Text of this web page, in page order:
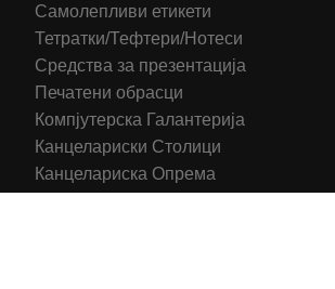
Самолепливи етикети
Тетратки/Тефтери/Нотеси
Средства за презентација
Печатени обрасци
Компјутерска Галантерија
Канцелариски Столици
Канцелариска Опрема